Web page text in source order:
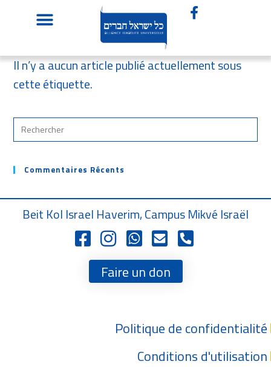
Il n’y a aucun article publié actuellement sous
cette étiquette.
Commentaires Récents
Beit Kol Israel Haverim, Campus Mikvé Israël
Faire un don
Politique de confidentialité
Conditions d'utilisation